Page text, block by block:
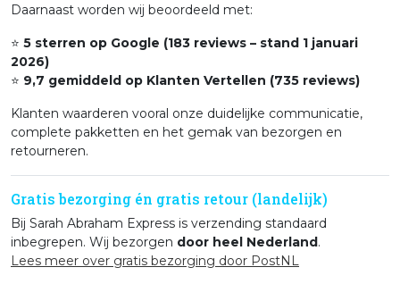
Daarnaast worden wij beoordeeld met:
⭐ 5 sterren op Google (183 reviews – stand 1 januari
2026)
⭐ 9,7 gemiddeld op Klanten Vertellen (735 reviews)
Klanten waarderen vooral onze duidelijke communicatie,
complete pakketten en het gemak van bezorgen en
retourneren.
Gratis bezorging én gratis retour (landelijk)
Bij Sarah Abraham Express is verzending standaard
inbegrepen. Wij bezorgen door heel Nederland.
Lees meer over gratis bezorging door PostNL